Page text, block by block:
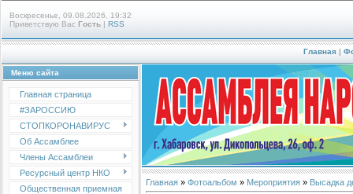
Воскресенье, 09.08.2026, 19:32
Приветствую Вас Гость | RSS
Главная |
Меню сайта
Главная страница
#ЗАРОССИЮ
СТОПКОРОНАВИРУС
Об Ассамблее
Члены Ассамблеи
Ресурсный центр НКО
Общественная приемная
Главная » Фотоальбом » Мероприятия » Высадка